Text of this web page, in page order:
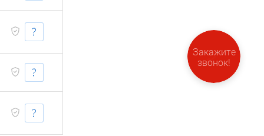
Закажите
звонок!